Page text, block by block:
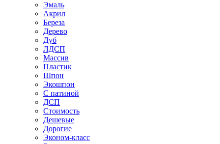
Эмаль
Акрил
Береза
Дерево
Дуб
ЛДСП
Массив
Пластик
Шпон
Экошпон
С патиной
ДСП
Стоимость
Дешевые
Дорогие
Эконом-класс